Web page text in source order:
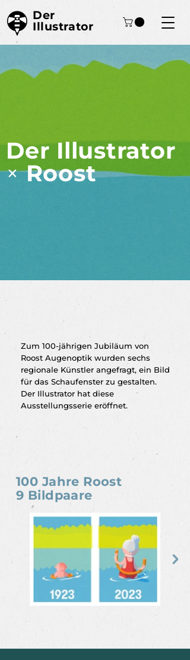
Der
Illustrator
Der Illustrator
×Roost
Zum 100-jährigen Jubiläum von
Roost Augenoptik wurden sechs
regionale Künstler angefragt, ein Bild
für das Schaufenster zu gestalten.
Der Illustrator hat diese
Ausstellungsserie eröffnet.
100 Jahre Roost
9 Bildpaare